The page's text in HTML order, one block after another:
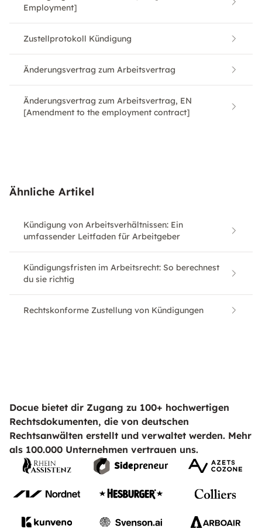
Employment]
Zustellprotokoll Kündigung
Änderungsvertrag zum Arbeitsvertrag
Änderungsvertrag zum Arbeitsvertrag, EN
[Amendment to the employment contract]
Ähnliche Artikel
Kündigung von Arbeitsverhältnissen: Ein
umfassender Leitfaden für Arbeitgeber
Kündigungsfristen im Arbeitsrecht: So berechnest
du sie richtig
Rechtskonforme Zustellung von Kündigungen
Docue bietet dir Zugang zu 100+ hochwertigen
Rechtsdokumenten, die von deutschen
Rechtsanwälten erstellt und verwaltet werden. Mehr
als 100.000 Unternehmen vertrauen uns.